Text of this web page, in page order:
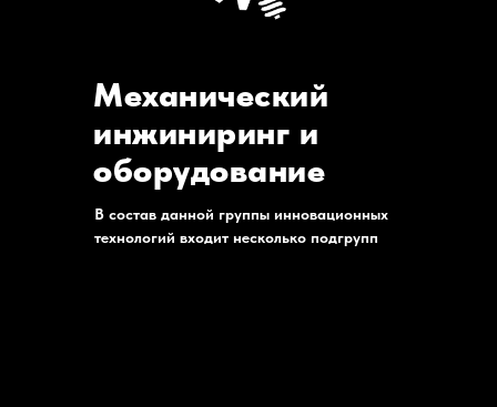
Механический
инжиниринг и
оборудование
В состав данной группы инновационных
технологий входит несколько подгрупп